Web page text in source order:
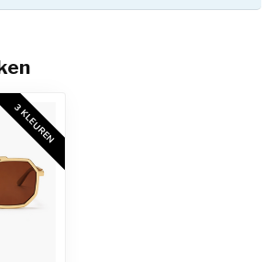
3 KLEUREN